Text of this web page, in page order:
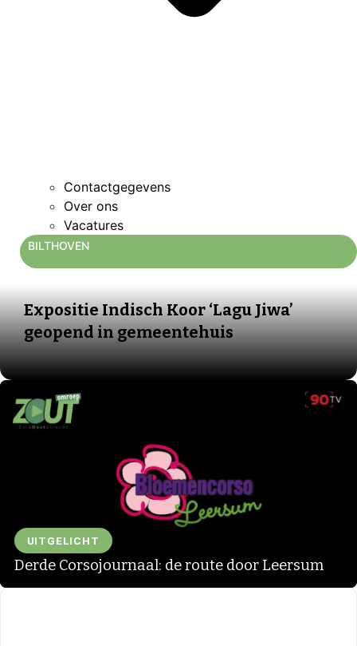
Contactgegevens
Over ons
Vacatures
BILTHOVEN
Expositie Indisch Koor ‘Lagu Jiwa’
geopend in gemeentehuis
▶
UITGELICHT
Derde Corsojournaal: de route door Leersum